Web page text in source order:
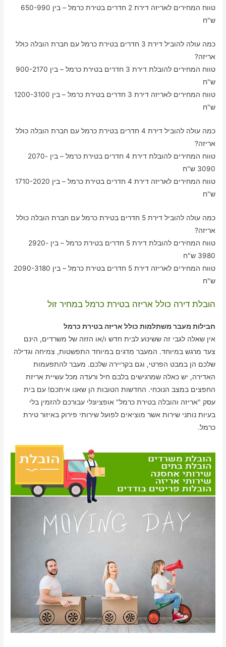
טווח המחירים לאריזה דירת 2 חדרים בטירת כרמל – בין 650-990
ש"ח
כמה עולה להוביל דירת 3 חדרים בטירת כרמל עם חברת הובלה כולל
אריזה?
טווח המחירים להובלת דירת 3 חדרים בטירת כרמל – בין 900-2170
ש"ח
טווח המחירים לאריזה דירת 3 חדרים בטירת כרמל – בין 1200-3100
ש"ח
כמה עולה להוביל דירת 4 חדרים בטירת כרמל עם חברת הובלה כולל
אריזה?
טווח המחירים להובלת דירת 4 חדרים בטירת כרמל – בין 2070-
3090 ש"ח
טווח המחירים לאריזה דירת 4 חדרים בטירת כרמל – בין 1710-2020
ש"ח
כמה עולה להוביל דירת 5 חדרים בטירת כרמל עם חברת הובלה כולל
אריזה?
טווח המחירים להובלת דירת 5 חדרים בטירת כרמל – בין 2920-
3980 ש"ח
טווח המחירים לאריזה דירת 5 חדרים בטירת כרמל – בין 2090-3180
ש"ח
הובלת דירה כולל אריזה בטירת כרמל במחיר זול
חבילות מעבר משתלמות כולל אריזה בטירת כרמל
אין שאלה לגבי זה ששינוע לבית חדש ו/או הזזה של משרדים, הינם
צעד מרגש במיוחד. המעבר מדגים במיוחד התפשטות, צמיחה וגדילה
שלכם הן במבט הפרטי, וגם בקריירה שלכם. מעבר להתפעמות
האדירה, יש כאלה שמרגישים בלבם חיל ורעדה מכל עשיית אריזת
החפצים במצב הנוכחי. החדשות הטובות הן שאנו איתכם! עם בית
עסק "אריזה והובלה בטירת כרמל" אופציונלי עבורכם להזמין בלי
בעיות נותני שירות אשר מוציאים לפועל שירותי פירוק באיזור טירת
כרמל.